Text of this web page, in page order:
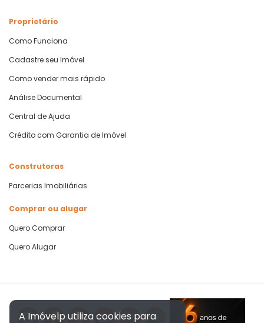
Proprietário
Como Funciona
Cadastre seu Imóvel
Como vender mais rápido
Análise Documental
Central de Ajuda
Crédito com Garantia de Imóvel
Construtoras
Parcerias Imobiliárias
Comprar ou alugar
Quero Comprar
Quero Alugar
A Imóvelp utiliza cookies para